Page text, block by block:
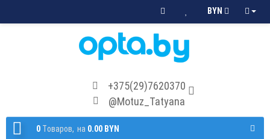
BYN
+375(29)7620370
@Motuz_Tatyana
0 Tоваров, на 0.00 BYN